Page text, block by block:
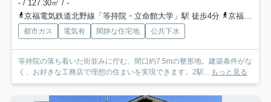
- / 127.30㎡ / -
京福電気鉄道北野線「等持院・立命館大学」駅 徒歩4分
京福電気鉄道北野線「北野白梅町」駅 徒歩8分
都市ガス 電気有 閑静な住宅地 公共下水
等持院の落ち着いた街並みに佇む、間口約7.5mの整形地。建築条件がな
く、お好きな工務店で理想の住まいを実現できます。2駅... もっと見る